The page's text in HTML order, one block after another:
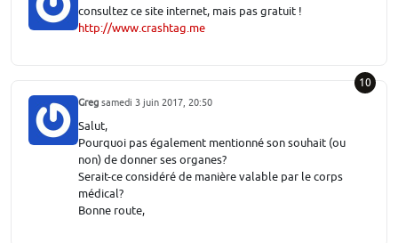
consultez ce site internet, mais pas gratuit !
http://www.crashtag.me
10
Greg samedi 3 juin 2017, 20:50
Salut,
Pourquoi pas également mentionné son souhait (ou
non) de donner ses organes?
Serait-ce considéré de manière valable par le corps
médical?
Bonne route,